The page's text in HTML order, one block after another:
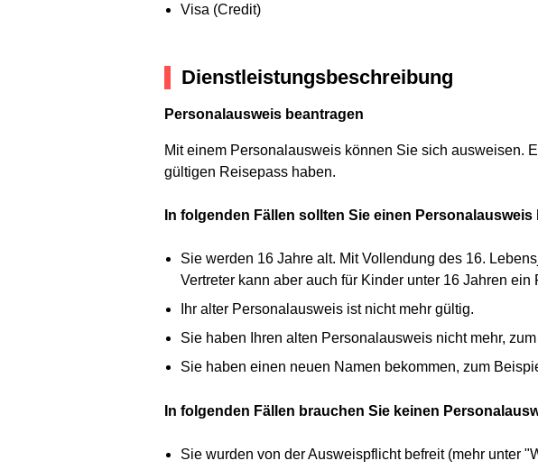
Visa (Credit)
Dienstleistungsbeschreibung
Personalausweis beantragen
Mit einem Personalausweis können Sie sich ausweisen.
gültigen Reisepass haben.
In folgenden Fällen sollten Sie einen Personalausweis
Sie werden 16 Jahre alt. Mit Vollendung des 16.
Vertreter kann aber auch für Kinder unter 16 Jahren
Ihr alter Personalausweis ist nicht mehr gültig.
Sie haben Ihren alten Personalausweis nicht mehr,
Sie haben einen neuen Namen bekommen, zum
In folgenden Fällen brauchen Sie keinen
Sie wurden von der Ausweispflicht befreit (mehr unter